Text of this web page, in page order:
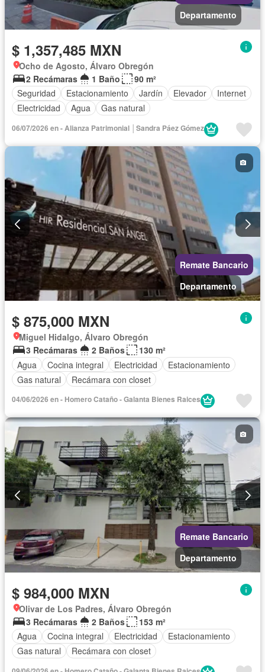
Departamento
$ 1,357,485 MXN
Ocho de Agosto, Álvaro Obregón
2 Recámaras
1 Baño
90 m²
Seguridad
Estacionamiento Jardín Elevador
Internet
Electricidad
Agua Gas natural
06/07/2026 en - Alianza Patrimonial │Sandra Páez Gómez
Remate Bancario
Departamento
$ 875,000 MXN
Miguel Hidalgo, Álvaro Obregón
3 Recámaras
2 Baños
130 m²
Agua
Cocina integral Electricidad
Estacionamiento
Gas natural
Recámara con closet
04/06/2026 en - Homero Cataño - Galanta Bienes Raices
Remate Bancario
Departamento
$ 984,000 MXN
Olivar de Los Padres, Álvaro Obregón
3 Recámaras
2 Baños
153 m²
Agua
Cocina integral Electricidad
Estacionamiento
Gas natural
Recámara con closet